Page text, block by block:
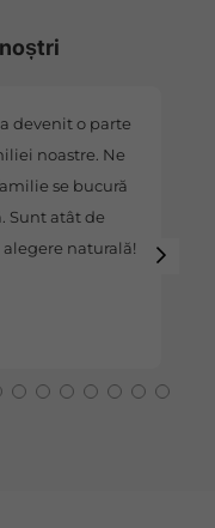
devenit o parte
noastre. Ne
se bucură
Sunt atât de
naturală!
13 14 15 16 17 18 19